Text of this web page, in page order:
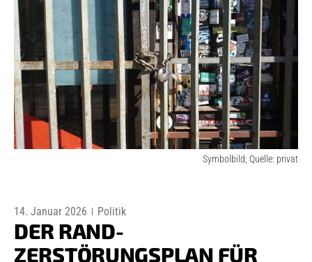
Symbolbild; Quelle: privat
14. Januar 2026 Politik
DER RAND-
ZERSTÖRUNGSPLAN FÜR